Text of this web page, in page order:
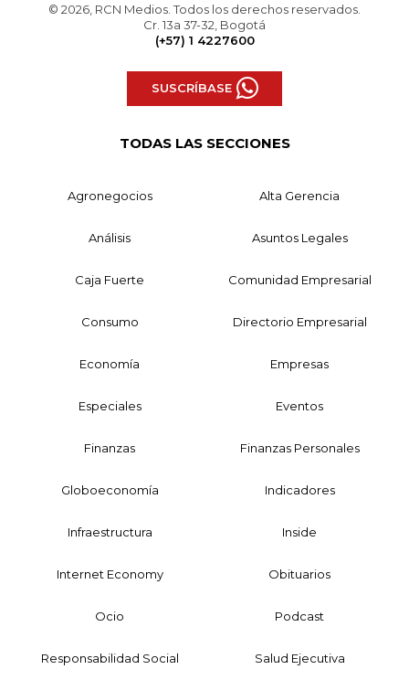
© 2026, RCN Medios. Todos los derechos reservados.
Cr. 13a 37-32, Bogotá
(+57) 1 4227600
SUSCRÍBASE
TODAS LAS SECCIONES
Agronegocios Alta Gerencia
Análisis Asuntos Legales
Caja Fuerte Comunidad Empresarial
Consumo Directorio Empresarial
Economía Empresas
Especiales Eventos
Finanzas Finanzas Personales
Globoeconomía Indicadores
Infraestructura Inside
Internet Economy Obituarios
Ocio Podcast
Responsabilidad Social Salud Ejecutiva